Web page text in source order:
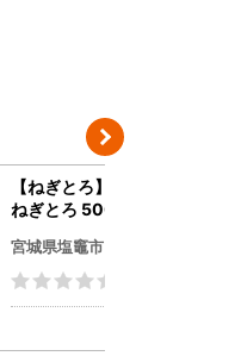
【ねぎとろ】7日以内発送
ねぎとろ 500g(100g×5)
宮城県塩竈市